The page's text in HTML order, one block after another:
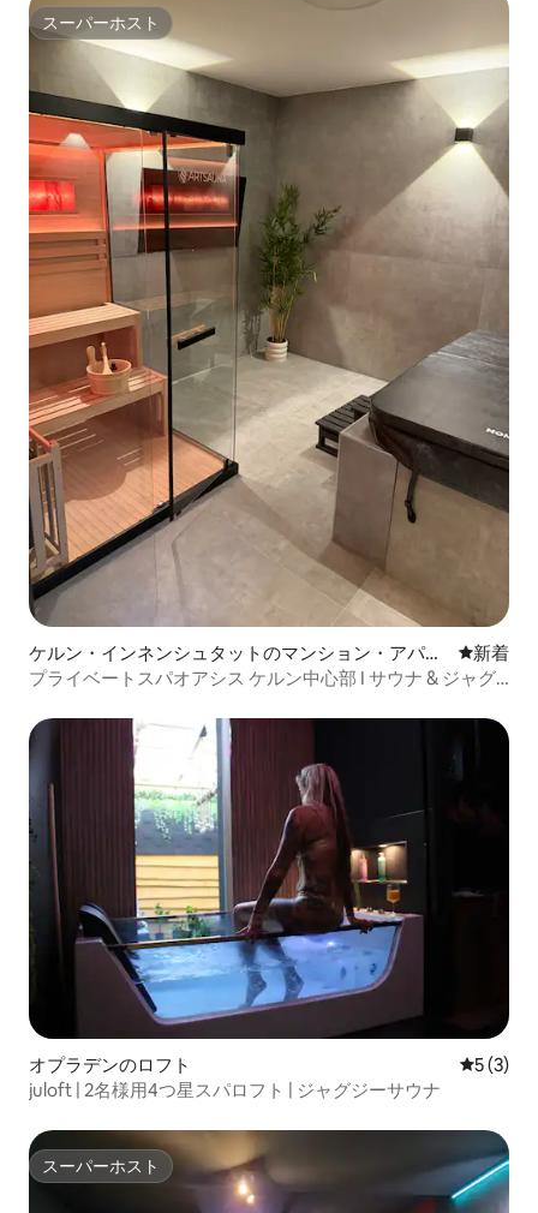
スーパーホスト
スーパーホスト
ケルン・インネンシュタットのマンション・アパー
ト
新しい宿
新着
プライベートスパオアシス ケルン中心部 I サウナ & ジャグ
オプラデンのロフト レビュー
5 (3)
juloft | 2名様用4つ星スパロフト | ジャグジーサウナ
スーパーホスト
スーパーホスト